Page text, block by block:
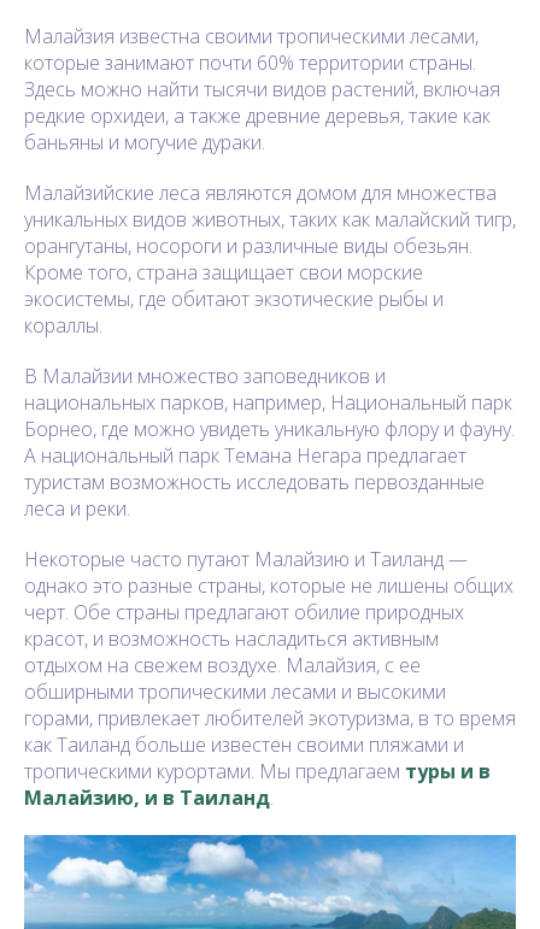
Малайзия известна своими тропическими лесами,
которые занимают почти 60% территории страны.
Здесь можно найти тысячи видов растений, включая
редкие орхидеи, а также древние деревья, такие как
баньяны и могучие дураки.
Малайзийские леса являются домом для множества
уникальных видов животных, таких как малайский тигр,
орангутаны, носороги и различные виды обезьян.
Кроме того, страна защищает свои морские
экосистемы, где обитают экзотические рыбы и
кораллы.
В Малайзии множество заповедников и
национальных парков, например, Национальный парк
Борнео, где можно увидеть уникальную флору и фауну.
А национальный парк Темана Негара предлагает
туристам возможность исследовать первозданные
леса и реки.
Некоторые часто путают Малайзию и Таиланд —
однако это разные страны, которые не лишены общих
черт. Обе страны предлагают обилие природных
красот, и возможность насладиться активным
отдыхом на свежем воздухе. Малайзия, с ее
обширными тропическими лесами и высокими
горами, привлекает любителей экотуризма, в то время
как Таиланд больше известен своими пляжами и
тропическими курортами. Мы предлагаем туры и в
Малайзию, и в Таиланд.